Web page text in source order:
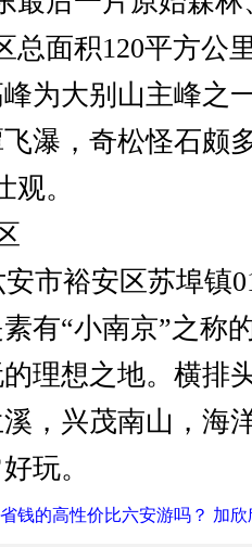
总面积120平方公
为大别山主峰之
瀑，奇松怪石颇
。
市裕安区苏埠镇
有“小南京”之称
理想之地。横排
，兴茂南山，海
玩。
钱的高性价比六安游吗？ 加欣